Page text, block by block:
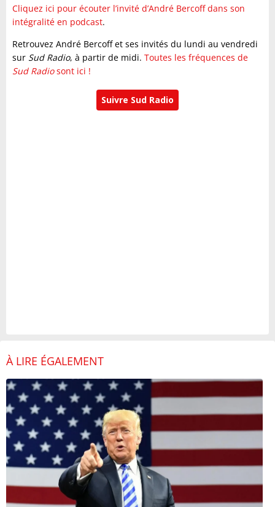
Cliquez ici pour écouter l’invité d’André Bercoff dans son
intégralité en podcast.
Retrouvez André Bercoff et ses invités du lundi au vendredi
sur Sud Radio, à partir de midi. Toutes les fréquences de
Sud Radiosont ici !
Suivre Sud Radio
À LIRE ÉGALEMENT